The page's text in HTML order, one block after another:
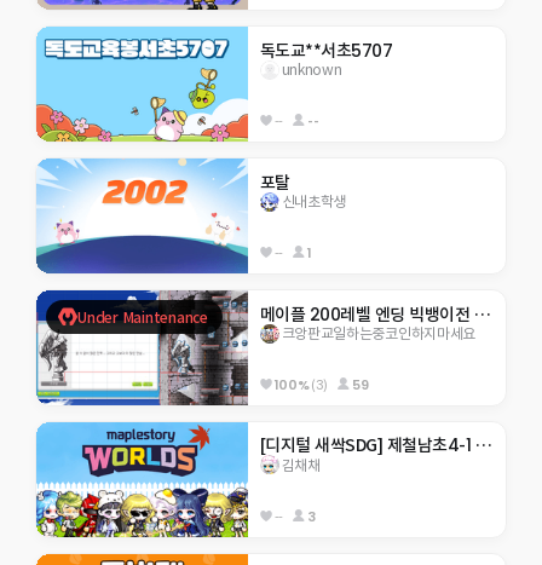
독도교**서초5707
unknown
-- --
포탈
신내초학생
-- 1
Under Maintenance 메이플 200레벨 엔딩 빅뱅이전 스크립트
크앙판교일하는중코인하지마세요
100%(3) 59
[디지털 새싹SDG] 제철남초4-1 김채채
김채채
-- 3